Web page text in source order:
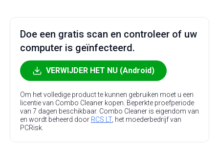
Doe een gratis scan en controleer of uw
computer is geïnfecteerd.
VERWIJDER HET NU (Android)
Om het volledige product te kunnen gebruiken moet u een
licentie van Combo Cleaner kopen. Beperkte proefperiode
van 7 dagen beschikbaar. Combo Cleaner is eigendom van
en wordt beheerd door RCS LT, het moederbedrijf van
PCRisk.